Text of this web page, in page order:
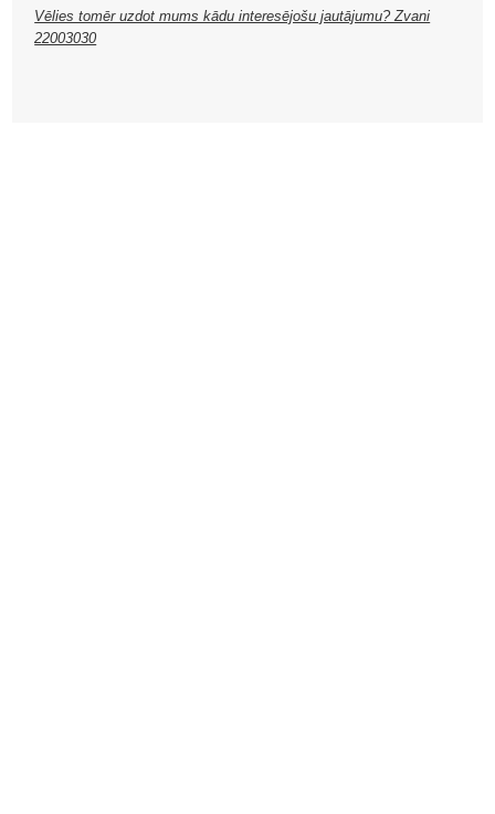
Vēlies tomēr uzdot mums kādu interesējošu jautājumu? Zvani
22003030